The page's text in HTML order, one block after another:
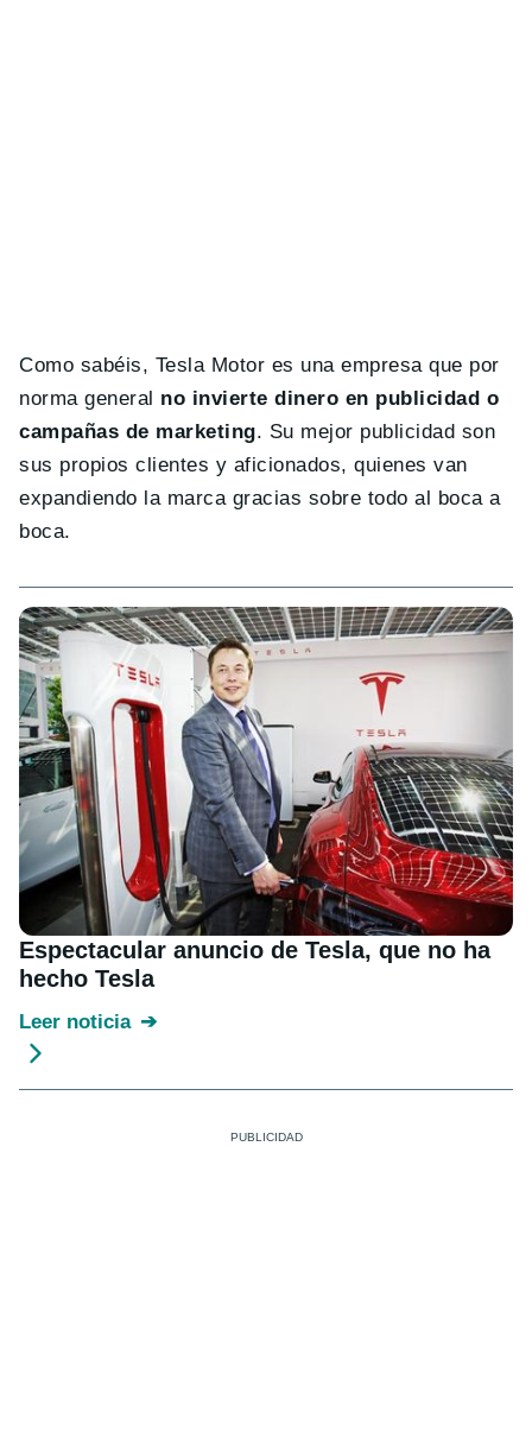
Como sabéis, Tesla Motor es una empresa que por
norma general no invierte dinero en publicidad o
campañas de marketing. Su mejor publicidad son
sus propios clientes y aficionados, quienes van
expandiendo la marca gracias sobre todo al boca a
boca.
Espectacular anuncio de Tesla, que no ha
hecho Tesla
Leer noticia